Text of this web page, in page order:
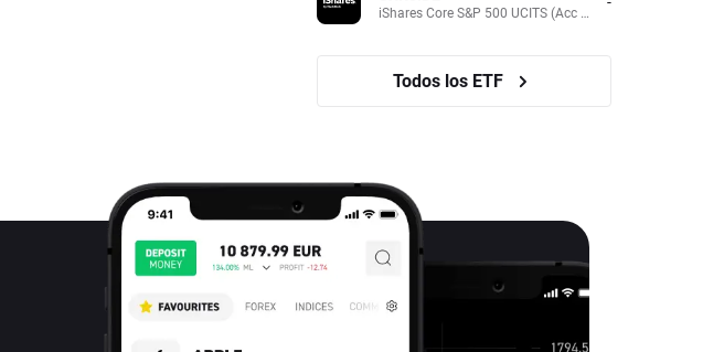
iShares Core S&P 500 UCITS (Acc EUR)
Todos los ETF